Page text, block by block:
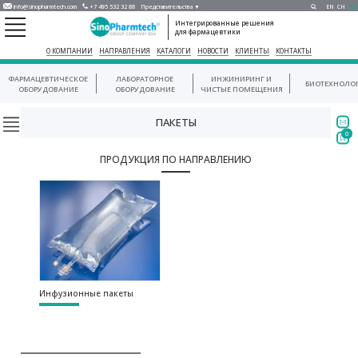
info@sinopharmtech.com +7 495 532 32 88 Представительства ▼ EN CH RU
Интегрированные решения
для фармацевтики
О КОМПАНИИ НАПРАВЛЕНИЯ КАТАЛОГИ НОВОСТИ КЛИЕНТЫ КОНТАКТЫ
ФАРМАЦЕВТИЧЕСКОЕ
ОБОРУДОВАНИЕ
ЛАБОРАТОРНОЕ
ОБОРУДОВАНИЕ
ИНЖИНИРИНГ И
ЧИСТЫЕ ПОМЕЩЕНИЯ
ПАКЕТЫ
ПРОДУКЦИЯ ПО НАПРАВЛЕНИЮ
Инфузионные пакеты
0